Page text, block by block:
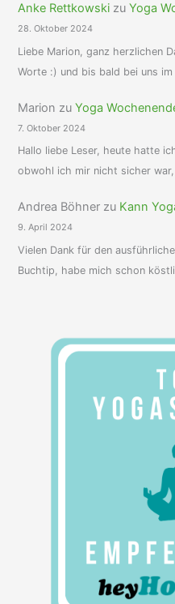
Anke Rettkowski zuYoga
28. Oktober 2024
Liebe Marion, ganz herzlichen
Worte :) und bis bald bei uns im
Marion zuYoga
7. Oktober 2024
Hallo liebe Leser, heute hatte
obwohl ich mir nicht sicher
Andrea Böhner zu Kann
9. April 2024
Vielen Dank für den
Buchtip, habe mich schon